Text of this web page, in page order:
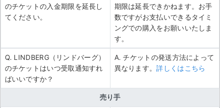
のチケットの入金期限を延長し
てください。
期限は延長できかねます。お手
数ですがお支払いできるタイミ
ングでの購入をお願いいたしま
す。
Q. LINDBERG（リンドバーグ）
のチケットはいつ受取通知すれ
ばいいですか？
A. チケットの発送方法によって
異なります。詳しくはこちら
売り手